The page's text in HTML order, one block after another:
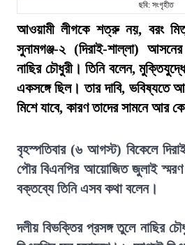
ছবি: সংগৃহীত
আওয়ামী লীগকে শত্রু নয়, বরং
সুনামগঞ্জ-২ (দিরাই-শাল্লা)
নাছির চৌধুরী। তিনি বলেন,
একসঙ্গে ছিল। তার দাবি, ভবিষ্যতে
মিশে যাবে, কারণ তাদের সামনে আর
বৃহস্পতিবার (৬ আগস্ট) বিকেলে
পৌর বিএনপির আয়োজিত জুলাই স্মরণ
বক্তব্যে তিনি এসব কথা বলেন।
দলীয় বিভক্তির প্রসঙ্গ তুলে নাছির